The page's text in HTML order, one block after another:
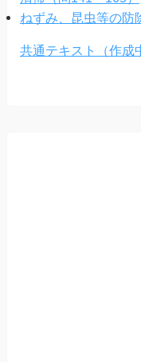
ねずみ、昆虫等の防
共通テキスト（作成